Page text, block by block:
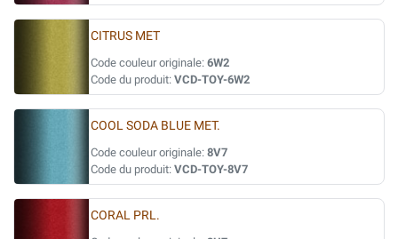
CITRUS MET
Code couleur originale: 6W2
Code du produit: VCD-TOY-6W2
COOL SODA BLUE MET.
Code couleur originale: 8V7
Code du produit: VCD-TOY-8V7
CORAL PRL.